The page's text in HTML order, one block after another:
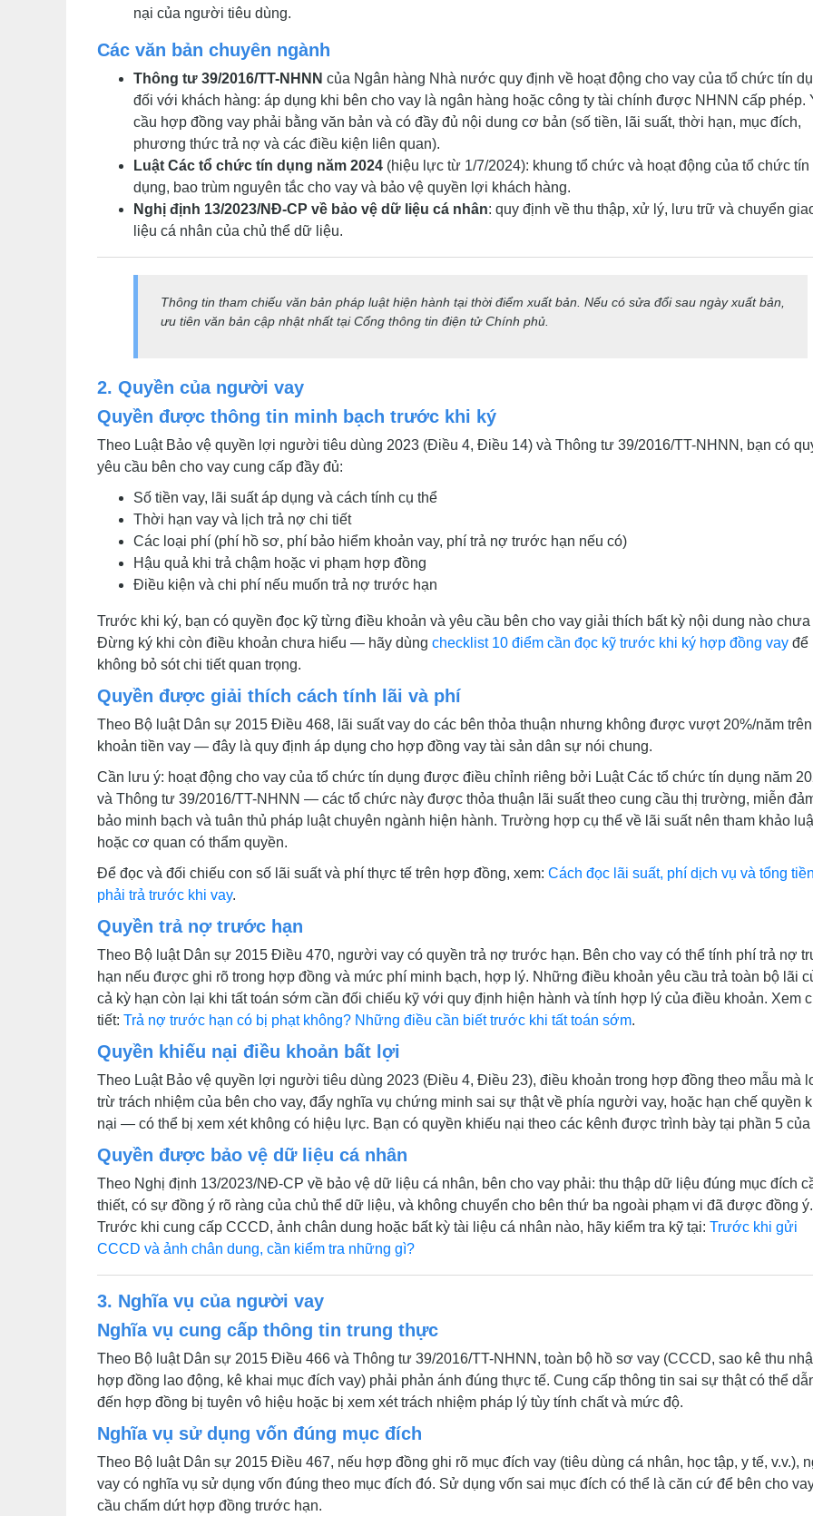
nại của người tiêu dùng.
Các văn bản chuyên ngành
Thông tư 39/2016/TT-NHNN của Ngân hàng Nhà nước quy định về hoạt động cho vay của tổ chức tín
đối với khách hàng: áp dụng khi bên cho vay là ngân hàng hoặc công ty tài chính được NHNN cấp phép.
cầu hợp đồng vay phải bằng văn bản và có đầy đủ nội dung cơ bản (số tiền, lãi suất, thời hạn, mục đích,
phương thức trả nợ và các điều kiện liên quan).
Luật Các tổ chức tín dụng năm 2024 (hiệu lực từ 1/7/2024): khung tổ chức và hoạt động của tổ chức tín
dụng, bao trùm nguyên tắc cho vay và bảo vệ quyền lợi khách hàng.
Nghị định 13/2023/NĐ-CP về bảo vệ dữ liệu cá nhân: quy định về thu thập, xử lý, lưu trữ và chuyển
liệu cá nhân của chủ thể dữ liệu.
Thông tin tham chiếu văn bản pháp luật hiện hành tại thời điểm xuất bản. Nếu có sửa đổi sau ngày xuất bản,
ưu tiên văn bản cập nhật nhất tại Cổng thông tin điện tử Chính phủ.
2. Quyền của người vay
Quyền được thông tin minh bạch trước khi ký
Theo Luật Bảo vệ quyền lợi người tiêu dùng 2023 (Điều 4, Điều 14) và Thông tư 39/2016/TT-NHNN, bạn có
yêu cầu bên cho vay cung cấp đầy đủ:
Số tiền vay, lãi suất áp dụng và cách tính cụ thể
Thời hạn vay và lịch trả nợ chi tiết
Các loại phí (phí hồ sơ, phí bảo hiểm khoản vay, phí trả nợ trước hạn nếu có)
Hậu quả khi trả chậm hoặc vi phạm hợp đồng
Điều kiện và chi phí nếu muốn trả nợ trước hạn
Trước khi ký, bạn có quyền đọc kỹ từng điều khoản và yêu cầu bên cho vay giải thích bất kỳ nội dung nào chưa
Đừng ký khi còn điều khoản chưa hiểu — hãy dùng checklist 10 điểm cần đọc kỹ trước khi ký hợp đồng vay để
không bỏ sót chi tiết quan trọng.
Quyền được giải thích cách tính lãi và phí
Theo Bộ luật Dân sự 2015 Điều 468, lãi suất vay do các bên thỏa thuận nhưng không được vượt 20%/năm trên
khoản tiền vay — đây là quy định áp dụng cho hợp đồng vay tài sản dân sự nói chung.
Cần lưu ý: hoạt động cho vay của tổ chức tín dụng được điều chỉnh riêng bởi Luật Các tổ chức tín dụng năm
và Thông tư 39/2016/TT-NHNN — các tổ chức này được thỏa thuận lãi suất theo cung cầu thị trường, miễn
bảo minh bạch và tuân thủ pháp luật chuyên ngành hiện hành. Trường hợp cụ thể về lãi suất nên tham khảo
hoặc cơ quan có thẩm quyền.
Để đọc và đối chiếu con số lãi suất và phí thực tế trên hợp đồng, xem: Cách đọc lãi suất, phí dịch vụ và tổng tiền
phải trả trước khi vay.
Quyền trả nợ trước hạn
Theo Bộ luật Dân sự 2015 Điều 470, người vay có quyền trả nợ trước hạn. Bên cho vay có thể tính phí trả nợ
hạn nếu được ghi rõ trong hợp đồng và mức phí minh bạch, hợp lý. Những điều khoản yêu cầu trả toàn bộ lãi
cả kỳ hạn còn lại khi tất toán sớm cần đối chiếu kỹ với quy định hiện hành và tính hợp lý của điều khoản. Xem
tiết: Trả nợ trước hạn có bị phạt không? Những điều cần biết trước khi tất toán sớm.
Quyền khiếu nại điều khoản bất lợi
Theo Luật Bảo vệ quyền lợi người tiêu dùng 2023 (Điều 4, Điều 23), điều khoản trong hợp đồng theo mẫu mà
trừ trách nhiệm của bên cho vay, đẩy nghĩa vụ chứng minh sai sự thật về phía người vay, hoặc hạn chế quyền
nại — có thể bị xem xét không có hiệu lực. Bạn có quyền khiếu nại theo các kênh được trình bày tại phần 5 của
Quyền được bảo vệ dữ liệu cá nhân
Theo Nghị định 13/2023/NĐ-CP về bảo vệ dữ liệu cá nhân, bên cho vay phải: thu thập dữ liệu đúng mục đích
thiết, có sự đồng ý rõ ràng của chủ thể dữ liệu, và không chuyển cho bên thứ ba ngoài phạm vi đã được đồng ý.
Trước khi cung cấp CCCD, ảnh chân dung hoặc bất kỳ tài liệu cá nhân nào, hãy kiểm tra kỹ tại: Trước khi gửi
CCCD và ảnh chân dung, cần kiểm tra những gì?
3. Nghĩa vụ của người vay
Nghĩa vụ cung cấp thông tin trung thực
Theo Bộ luật Dân sự 2015 Điều 466 và Thông tư 39/2016/TT-NHNN, toàn bộ hồ sơ vay (CCCD, sao kê thu
hợp đồng lao động, kê khai mục đích vay) phải phản ánh đúng thực tế. Cung cấp thông tin sai sự thật có thể
đến hợp đồng bị tuyên vô hiệu hoặc bị xem xét trách nhiệm pháp lý tùy tính chất và mức độ.
Nghĩa vụ sử dụng vốn đúng mục đích
Theo Bộ luật Dân sự 2015 Điều 467, nếu hợp đồng ghi rõ mục đích vay (tiêu dùng cá nhân, học tập, y tế, v.v.),
vay có nghĩa vụ sử dụng vốn đúng theo mục đích đó. Sử dụng vốn sai mục đích có thể là căn cứ để bên cho
cầu chấm dứt hợp đồng trước hạn.